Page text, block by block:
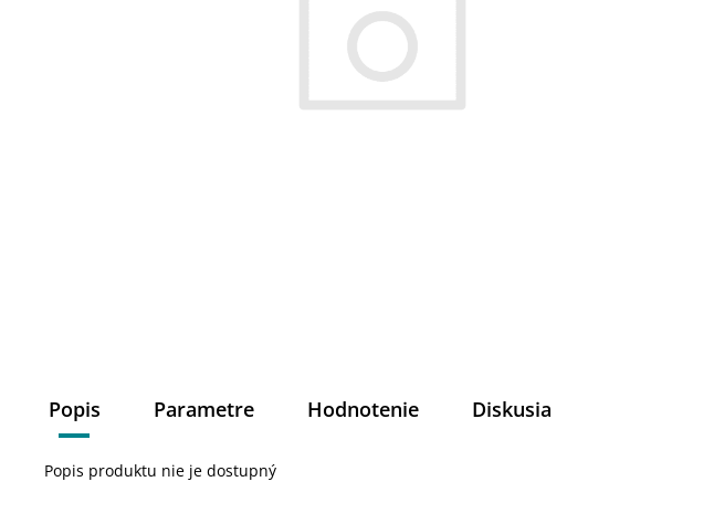
Popis Parametre Hodnotenie Diskusia
Popis produktu nie je dostupný